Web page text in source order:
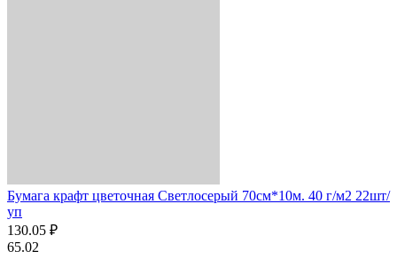
Бумага крафт цветочная Светлосерый 70см*10м. 40 г/м2 22шт/
уп
130.05 ₽
65.02